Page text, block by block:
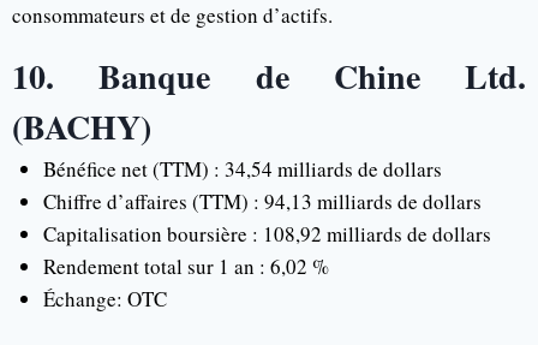
consommateurs et de gestion d’actifs.
10. Banque de Chine Ltd.
(BACHY)
Bénéfice net (TTM) : 34,54 milliards de dollars
Chiffre d’affaires (TTM) : 94,13 milliards de dollars
Capitalisation boursière : 108,92 milliards de dollars
Rendement total sur 1 an : 6,02 %
Échange: OTC